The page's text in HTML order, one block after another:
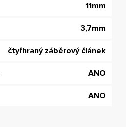
11mm
3,7mm
čtyřhraný záběrový článek
ANO
ANO